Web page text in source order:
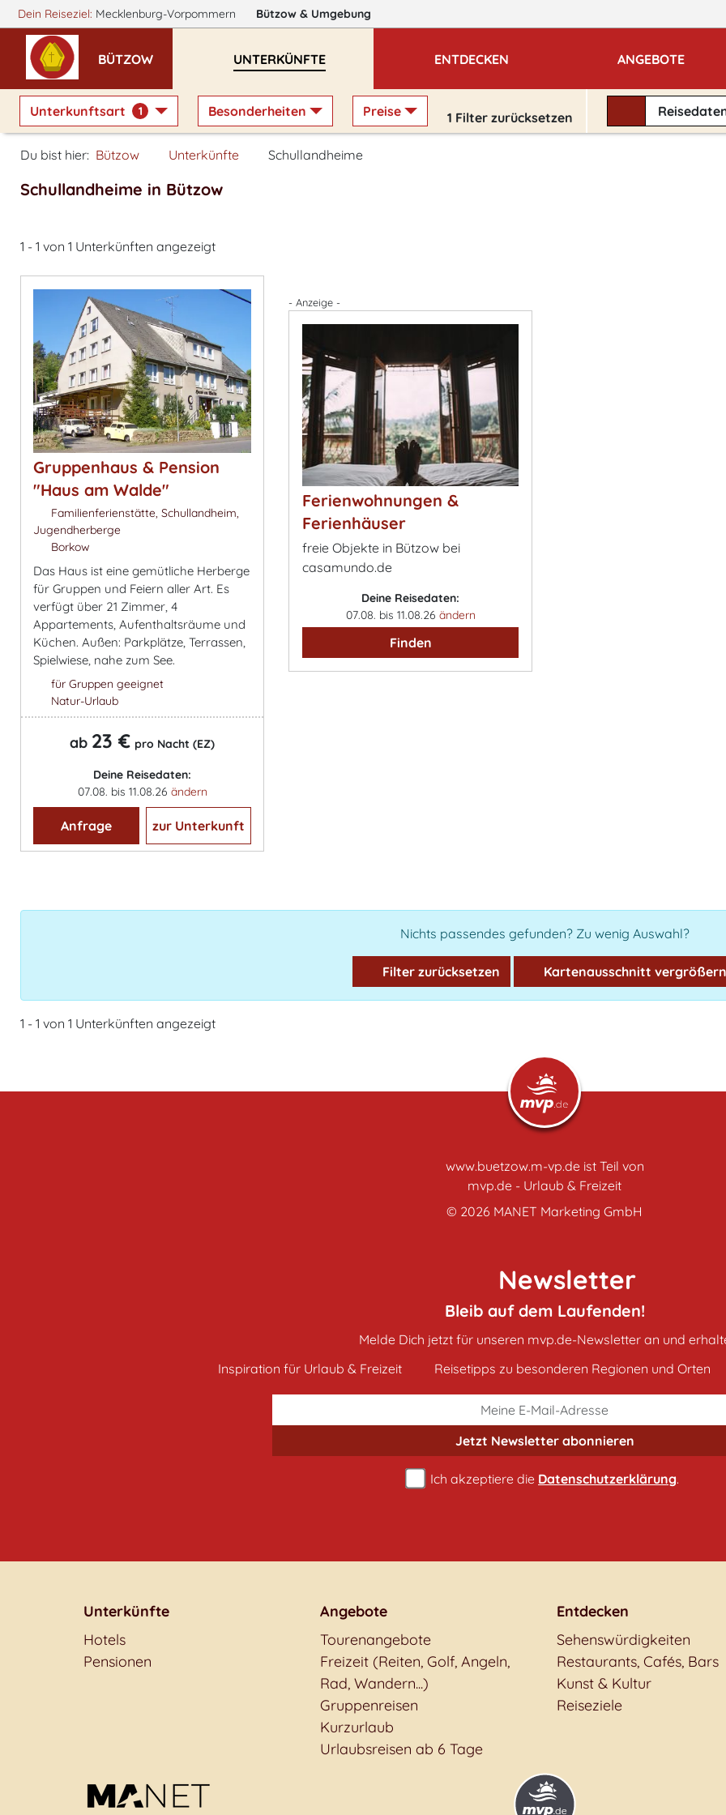
Dein Reiseziel: Mecklenburg-Vorpommern Bützow & Umgebung
BÜTZOW UNTERKÜNFTE ENTDECKEN ANGEBOTE
Unterkunftsart 1 Besonderheiten Preise 1 Filter zurücksetzen
Du bist hier: Bützow Unterkünfte Schullandheime
Schullandheime in Bützow
1 - 1 von 1 Unterkünften angezeigt
Gruppenhaus & Pension
"Haus am Walde"
Familienferienstätte, Schullandheim,
Jugendherberge
Borkow
Das Haus ist eine gemütliche Herberge
für Gruppen und Feiern aller Art. Es
verfügt über 21 Zimmer, 4
Appartements, Aufenthaltsräume und
Küchen. Außen: Parkplätze, Terrassen,
Spielwiese, nahe zum See.
für Gruppen geeignet
Natur-Urlaub
ab 23 € pro Nacht (EZ)
Deine Reisedaten:
07.08. bis 11.08.26 ändern
Anfrage zur Unterkunft
- Anzeige -
Ferienwohnungen &
Ferienhäuser
freie Objekte in Bützow bei
casamundo.de
Deine Reisedaten:
07.08. bis 11.08.26 ändern
Finden
Nichts passendes gefunden? Zu wenig Auswahl?
Filter zurücksetzen Kartenausschnitt vergrößern
1 - 1 von 1 Unterkünften angezeigt
www.buetzow.m-vp.de ist Teil von
mvp.de - Urlaub & Freizeit
© 2026 MANET Marketing GmbH
Newsletter
Bleib auf dem Laufenden!
Melde Dich jetzt für unseren mvp.de-Newsletter an und
Inspiration für Urlaub & Freizeit
Reisetipps zu besonderen Regionen und Orten
Jetzt Newsletterabonnieren
Ich akzeptiere die Datenschutzerklärung.
Unterkünfte
Hotels
Pensionen
Angebote
Tourenangebote
Freizeit (Reiten, Golf, Angeln,
Rad, Wandern...)
Gruppenreisen
Kurzurlaub
Urlaubsreisen ab 6 Tage
Entdecken
Sehenswürdigkeiten
Restaurants, Cafés, Bars
Kunst & Kultur
Reiseziele